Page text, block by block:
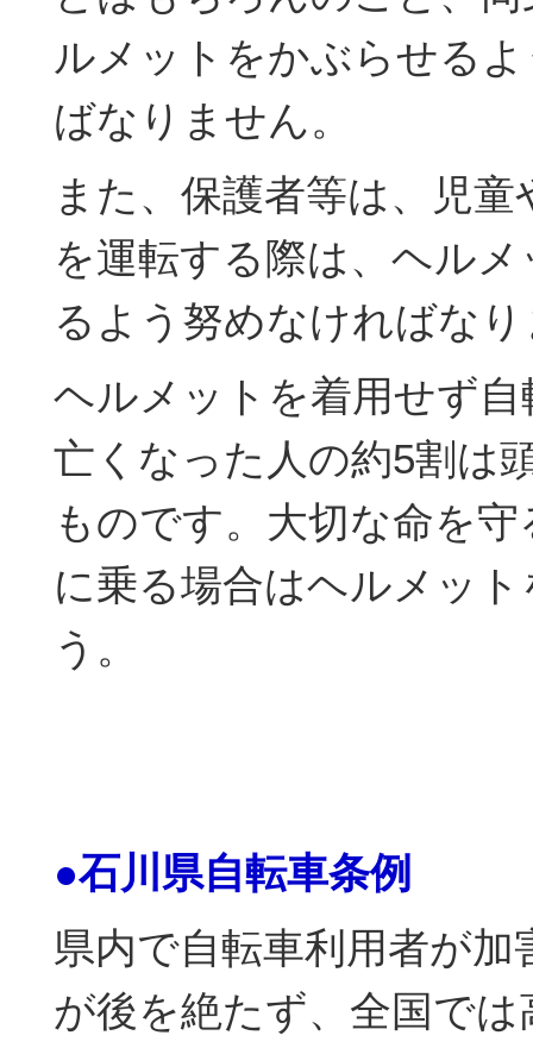
ルメットをかぶらせる
ばなりません。
また、保護者等は、児
を運転する際は、ヘル
るよう努めなければな
ヘルメットを着用せず
亡くなった人の約5割は
ものです。大切な命を
に乗る場合はヘルメッ
う。
●石川県自転車条例
県内で自転車利用者が加
が後を絶たず、全国では